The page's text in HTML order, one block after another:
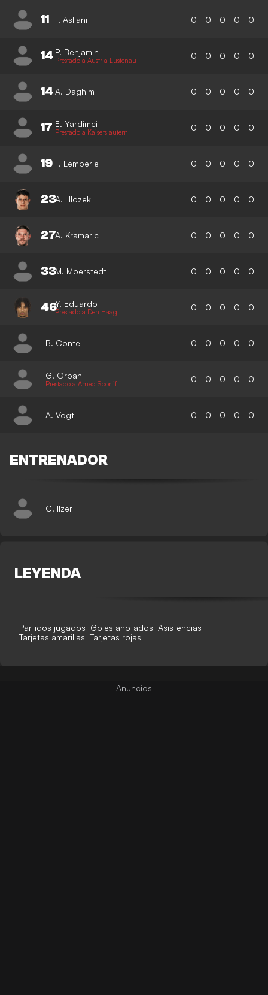
11 F. Asllani 0 0 0 0 0
14 P. Benjamin
Prestado a Austria Lustenau 0 0 0 0 0
14A. Daghim 0 0 0 0 0
17 E. Yardimci
Prestado a Kaiserslautern 0 0 0 0 0
19 T. Lemperle 0 0 0 0 0
23A. Hlozek 0 0 0 0 0
27A. Kramaric 0 0 0 0 0
33M. Moerstedt 0 0 0 0 0
46Y. Eduardo
Prestado a Den Haag 0 0 0 0 0
B. Conte 0 0 0 0 0
G. Orban
Prestado a Amed Sportif 0 0 0 0 0
A. Vogt 0 0 0 0 0
ENTRENADOR
C. Ilzer
LEYENDA
Partidos jugados Goles anotados Asistencias
Tarjetas amarillas Tarjetas rojas